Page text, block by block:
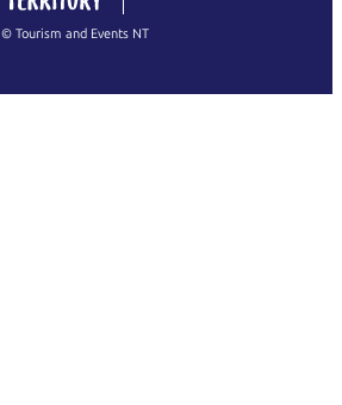
繁體中文
© Tourism and Events NT